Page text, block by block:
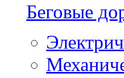
Беговые